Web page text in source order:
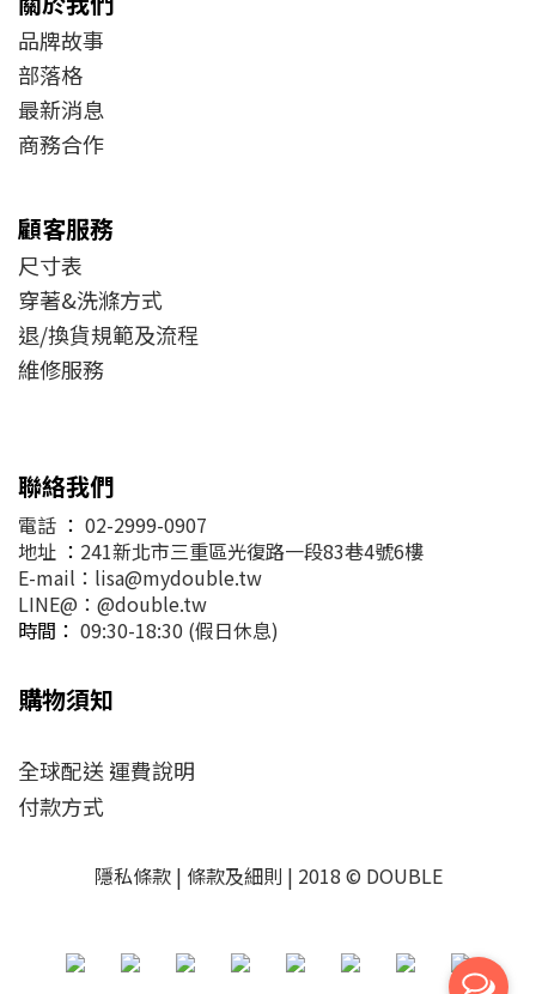
品牌故事
部落格
最新消息
商務合作
顧客服務
尺寸表
穿著&洗滌方式
退/換貨規範及流程
維修服務
聯絡我們
電話 ： 02-2999-0907
地址 ： 241新北市三重區光復路一段83巷4號6樓
E-mail：lisa@mydouble.tw
LINE@：@double.tw
時間： 09:30-18:30 (假日休息)
購物須知
全球配送 運費說明
付款方式
隱私條款 | 條款及細則 | 2018 © DOUBLE